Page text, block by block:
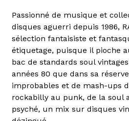
Passionné de musique et
disques aguerri depuis 1986,
sélection fantaisiste et
étiquetage, puisque il pioche
bac de standards soul
années 80 que dans sa
improbables et de mash-ups
rockabilly au punk, de la soul
psyché, un mix sur disques